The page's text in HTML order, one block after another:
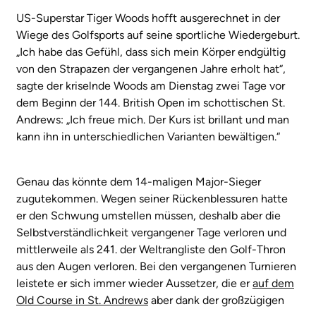
US-Superstar Tiger Woods hofft ausgerechnet in der
Wiege des Golfsports auf seine sportliche Wiedergeburt.
„Ich habe das Gefühl, dass sich mein Körper endgültig
von den Strapazen der vergangenen Jahre erholt hat“,
sagte der kriselnde Woods am Dienstag zwei Tage vor
dem Beginn der 144. British Open im schottischen St.
Andrews: „Ich freue mich. Der Kurs ist brillant und man
kann ihn in unterschiedlichen Varianten bewältigen.“
Genau das könnte dem 14-maligen Major-Sieger
zugutekommen. Wegen seiner Rückenblessuren hatte
er den Schwung umstellen müssen, deshalb aber die
Selbstverständlichkeit vergangener Tage verloren und
mittlerweile als 241. der Weltrangliste den Golf-Thron
aus den Augen verloren. Bei den vergangenen Turnieren
leistete er sich immer wieder Aussetzer, die erauf dem
Old Course in St. Andrews aber dank der großzügigen